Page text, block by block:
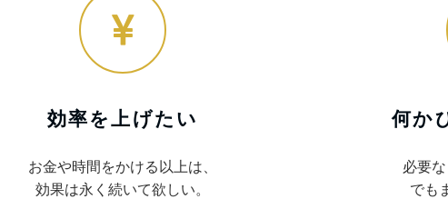
効率を上げたい
お金や時間をかける以上は、
効果は永く続いて欲しい。
何か
必要
でも